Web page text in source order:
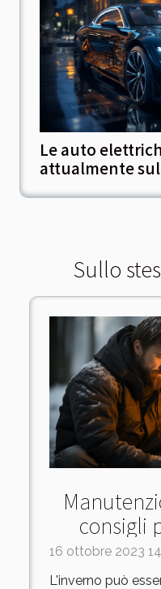
Le auto
attualmente
Sullo
consigli
16 ottobre 2023
L'inverno può